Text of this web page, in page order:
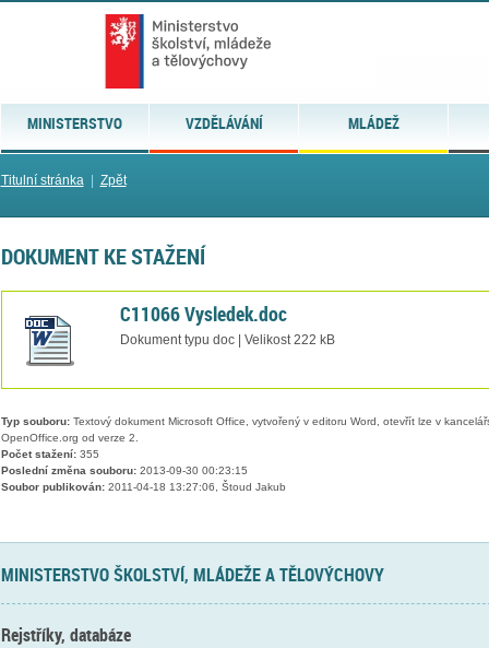
MINISTERSTVO VZDĚLÁVÁNÍ MLÁDEŽ
Titulní stránka| Zpět
DOKUMENT KE STAŽENÍ
C11066 Vysledek.doc
Dokument typu doc | Velikost 222 kB
Typ souboru:Textový dokument Microsoft Office, vytvořený v editoru Word, otevřít lze v
OpenOffice.org od verze 2.
Počet stažení:355
Poslední změna souboru:2013-09-30 00:23:15
Soubor publikován:2011-04-18 13:27:06, Štoud Jakub
MINISTERSTVO ŠKOLSTVÍ, MLÁDEŽE A TĚLOVÝCHOVY
Rejstříky, databáze